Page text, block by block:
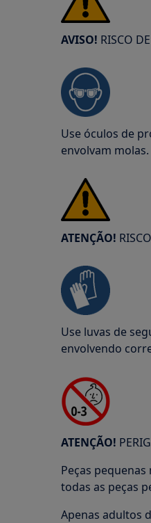
AVISO! RISCO
Use óculos de
envolvam molas.
ATENÇÃO!
Use luvas de
envolvendo
ATENÇÃO!
Peças
todas as peças
Apenas adultos